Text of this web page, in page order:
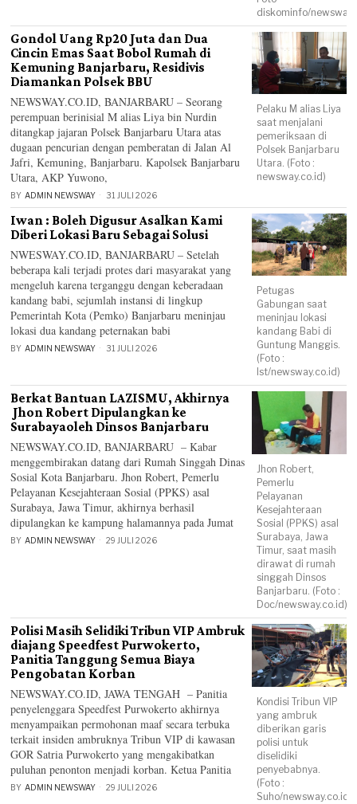
diskominfo/
Pelaku M alias Liya
saat menjalani
pemeriksaan di
Polsek Banjarbaru
Utara. (Foto :
newsway.co.id)
Gondol Uang Rp20 Juta dan Dua
Cincin Emas Saat Bobol Rumah di
Kemuning Banjarbaru, Residivis
Diamankan Polsek BBU
NEWSWAY.CO.ID, BANJARBARU – Seorang
perempuan berinisial M alias Liya bin Nurdin
ditangkap jajaran Polsek Banjarbaru Utara atas
dugaan pencurian dengan pemberatan di Jalan Al
Jafri, Kemuning, Banjarbaru. Kapolsek Banjarbaru
Utara, AKP Yuwono,
BY ADMIN NEWSWAY 31 JULI 2026
Petugas
Gabungan saat
meninjau lokasi
kandang Babi di
Guntung Manggis.
(Foto :
Ist/newsway.co.id)
Iwan : Boleh Digusur Asalkan Kami
Diberi Lokasi Baru Sebagai Solusi
NWESWAY.CO.ID, BANJARBARU – Setelah
beberapa kali terjadi protes dari masyarakat yang
mengeluh karena terganggu dengan keberadaan
kandang babi, sejumlah instansi di lingkup
Pemerintah Kota (Pemko) Banjarbaru meninjau
lokasi dua kandang peternakan babi
BY ADMIN NEWSWAY 31 JULI 2026
Jhon Robert,
Pemerlu
Pelayanan
Kesejahteraan
Sosial (PPKS) asal
Surabaya, Jawa
Timur, saat masih
dirawat di rumah
singgah Dinsos
Banjarbaru. (Foto :
Doc/newsway.co.id)
Berkat Bantuan LAZISMU, Akhirnya
Jhon Robert Dipulangkan ke
Surabayaoleh Dinsos Banjarbaru
NEWSWAY.CO.ID, BANJARBARU – Kabar
menggembirakan datang dari Rumah Singgah Dinas
Sosial Kota Banjarbaru. Jhon Robert, Pemerlu
Pelayanan Kesejahteraan Sosial (PPKS) asal
Surabaya, Jawa Timur, akhirnya berhasil
dipulangkan ke kampung halamannya pada Jumat
BY ADMIN NEWSWAY 29 JULI 2026
Kondisi Tribun VIP
yang ambruk
diberikan garis
polisi untuk
diselidiki
penyebabnya.
(Foto :
Suho/newsway.co.id)
Polisi Masih Selidiki Tribun VIP Ambruk
diajang Speedfest Purwokerto,
Panitia Tanggung Semua Biaya
Pengobatan Korban
NEWSWAY.CO.ID, JAWA TENGAH – Panitia
penyelenggara Speedfest Purwokerto akhirnya
menyampaikan permohonan maaf secara terbuka
terkait insiden ambruknya Tribun VIP di kawasan
GOR Satria Purwokerto yang mengakibatkan
puluhan penonton menjadi korban. Ketua Panitia
BY ADMIN NEWSWAY 29 JULI 2026